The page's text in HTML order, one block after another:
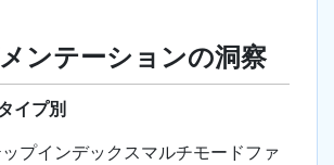
ンテーションの洞察
イプ別
プインデックスマルチモードファ